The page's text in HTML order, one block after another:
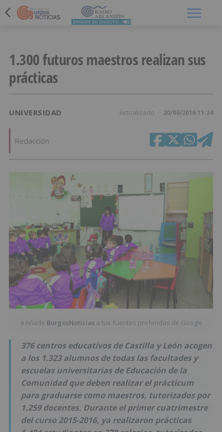
1.300 futuros maestros realizan sus
prácticas
UNIVERSIDAD Actualizado 20/03/2016 11:24
Redacción
★Añade BurgosNoticias a tus fuentes preferidas de Google
376 centros educativos de Castilla y León acogen
a los 1.323 alumnos de todas las facultades y
escuelas universitarias de Educación de la
Comunidad que deben realizar el prácticum
para graduarse como maestros, tutorizados por
1.259 docentes. Durante el primer cuatrimestre
del curso 2015-2016, ya realizaron prácticas